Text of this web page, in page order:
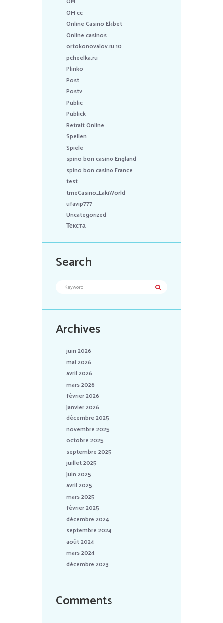
OM cc
Online Casino Elabet
Online casinos
ortokonovalov.ru 10
pcheelka.ru
Plinko
Post
Postv
Public
Publick
Retrait Online
Spellen
Spiele
spino bon casino England
spino bon casino France
test
tmeCasino_LakiWorld
ufavip777
Uncategorized
Текста
Search
Archives
juin 2026
mai 2026
avril 2026
mars 2026
février 2026
janvier 2026
décembre 2025
novembre 2025
octobre 2025
septembre 2025
juillet 2025
juin 2025
avril 2025
mars 2025
février 2025
décembre 2024
septembre 2024
août 2024
mars 2024
décembre 2023
Comments